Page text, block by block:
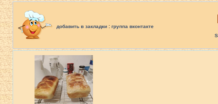
добавить в закладки: группа вконтакте